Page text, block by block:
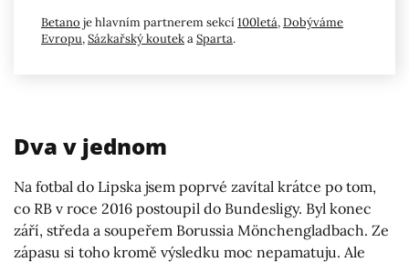
Betano je hlavním partnerem sekcí100letá,Dobýváme
Evropu,Sázkařský koutekaSparta.
Dva v jednom
Na fotbal do Lipska jsem poprvé zavítal krátce po tom,
co RB v roce 2016 postoupil do Bundesligy. Byl konec
září, středa a soupeřem Borussia Mönchengladbach. Ze
zápasu si toho kromě výsledku moc nepamatuju. Ale